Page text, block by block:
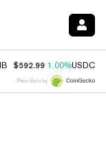
$592.99 1.00%USDC
Price data by